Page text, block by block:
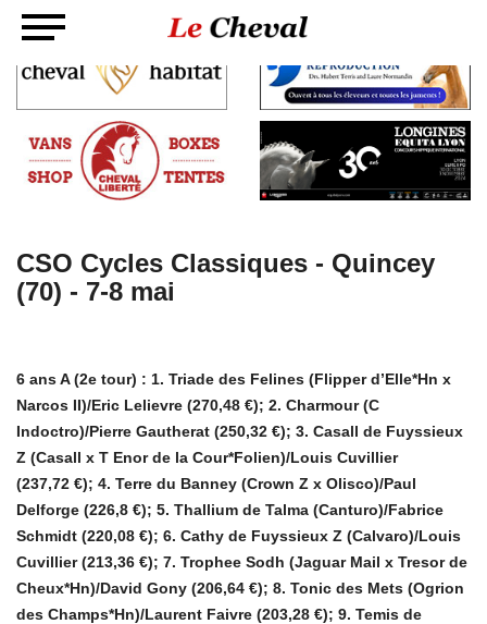
CSO Cycles Classiques - Quincey
(70) - 7-8 mai
6 ans A (2e tour) : 1. Triade des Felines (Flipper d’Elle*Hn x
Narcos II)/Eric Lelievre (270,48 €); 2. Charmour (C
Indoctro)/Pierre Gautherat (250,32 €); 3. Casall de Fuyssieux
Z (Casall x T Enor de la Cour*Folien)/Louis Cuvillier
(237,72 €); 4. Terre du Banney (Crown Z x Olisco)/Paul
Delforge (226,8 €); 5. Thallium de Talma (Canturo)/Fabrice
Schmidt (220,08 €); 6. Cathy de Fuyssieux Z (Calvaro)/Louis
Cuvillier (213,36 €); 7. Trophee Sodh (Jaguar Mail x Tresor de
Cheux*Hn)/David Gony (206,64 €); 8. Tonic des Mets (Ogrion
des Champs*Hn)/Laurent Faivre (203,28 €); 9. Temis de